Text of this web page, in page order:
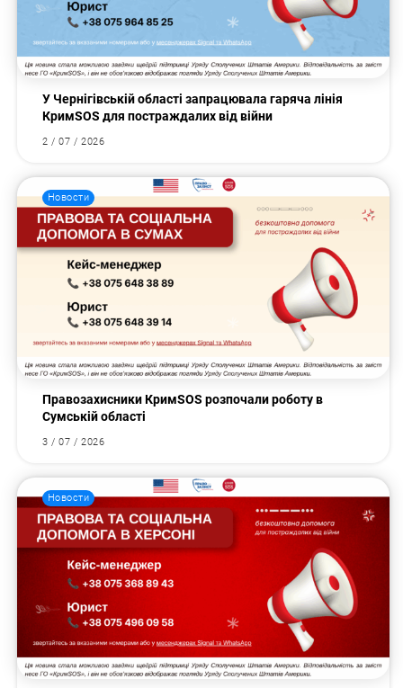
У Чернігівській області запрацювала гаряча лінія
КримSOS для постраждалих від війни
2 / 07 / 2026
Новости
Правозахисники КримSOS розпочали роботу в
Сумській області
3 / 07 / 2026
Новости